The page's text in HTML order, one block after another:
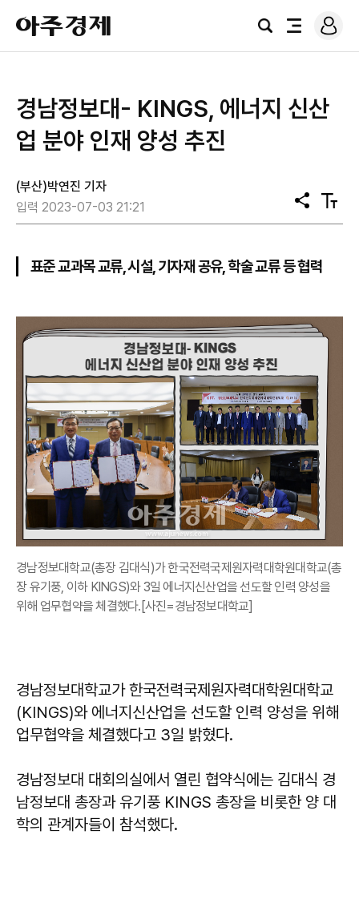
아
주
경
검
전
로
그
​경남정보대- KINGS, 에너지 신산
업 분야 인재 양성 추진
(부산)박연진 기자
입력 2023-07-03 21:21
공
유
텍
스
표준 교과목 교류, 시설, 기자재 공유, 학술 교류 등 협력
경남정보대학교(총장 김대식)가 한국전력국제원자력대학원대학교(총
장 유기풍, 이하 KINGS)와 3일 에너지신산업을 선도할 인력 양성을
위해 업무협약을 체결했다.[사진=경남정보대학교]
경남정보대학교가 한국전력국제원자력대학원대학교
(KINGS)와 에너지신산업을 선도할 인력 양성을 위해
업무협약을 체결했다고 3일 밝혔다.
경남정보대 대회의실에서 열린 협약식에는 김대식 경
남정보대 총장과 유기풍 KINGS 총장을 비롯한 양 대
학의 관계자들이 참석했다.